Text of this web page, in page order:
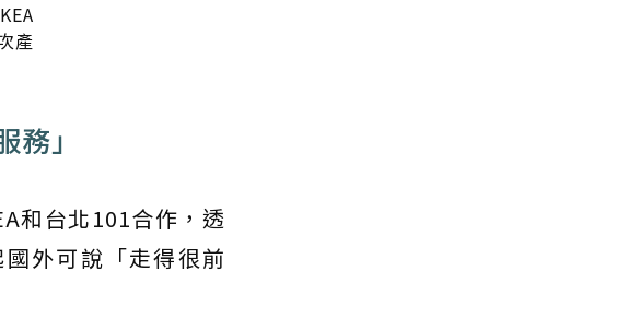
產
」
和台北101合作，透
外可說「走得很前